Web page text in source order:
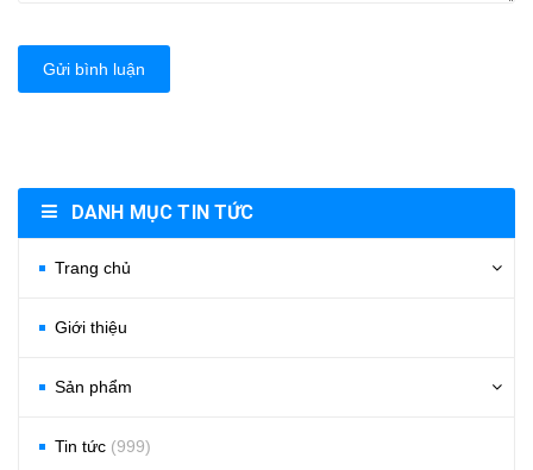
Gửi bình luận
DANH MỤC TIN TỨC
Trang chủ
Giới thiệu
Sản phẩm
Tin tức (999)